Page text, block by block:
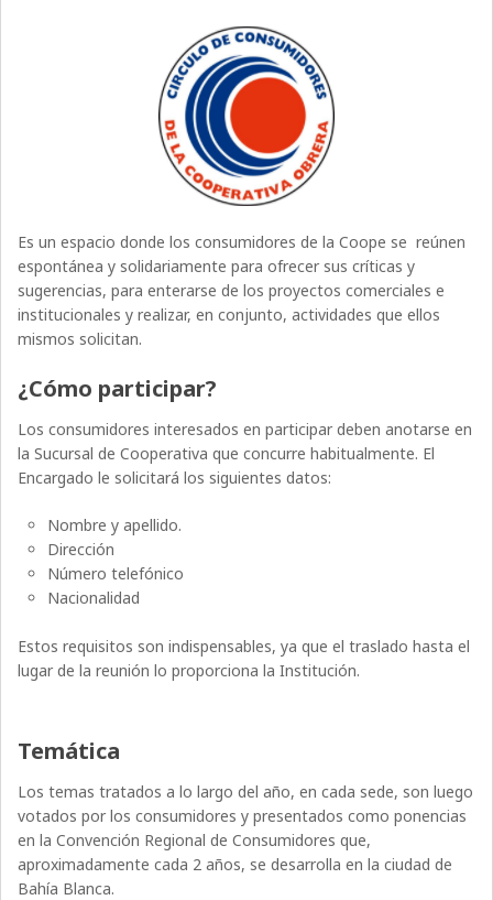
Es un espacio donde los consumidores de la Coope se reúnen
espontánea y solidariamente para ofrecer sus críticas y
sugerencias, para enterarse de los proyectos comerciales e
institucionales y realizar, en conjunto, actividades que ellos
mismos solicitan.
¿Cómo participar?
Los consumidores interesados en participar deben anotarse en
la Sucursal de Cooperativa que concurre habitualmente. El
Encargado le solicitará los siguientes datos:
Nombre y apellido.
Dirección
Número telefónico
Nacionalidad
Estos requisitos son indispensables, ya que el traslado hasta el
lugar de la reunión lo proporciona la Institución.
Temática
Los temas tratados a lo largo del año, en cada sede, son luego
votados por los consumidores y presentados como ponencias
en la Convención Regional de Consumidores que,
aproximadamente cada 2 años, se desarrolla en la ciudad de
Bahía Blanca.